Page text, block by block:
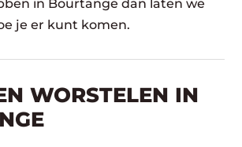
in Bourtange dan laten we
je er kunt komen.
WORSTELEN IN